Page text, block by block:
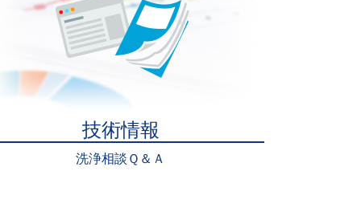
技術情報
洗浄相談Ｑ＆Ａ